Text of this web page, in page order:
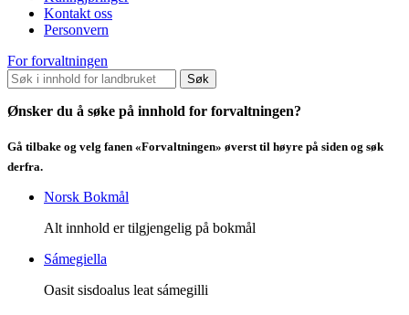
Kontakt oss
Personvern
For forvaltningen
Søk
Ønsker du å søke på innhold for forvaltningen?
Gå tilbake og velg fanen «Forvaltningen» øverst til høyre på siden og søk
derfra.
Norsk Bokmål
Alt innhold er tilgjengelig på bokmål
Sámegiella
Oasit sisdoalus leat sámegilli